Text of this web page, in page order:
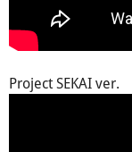
Project SEKAI ver.